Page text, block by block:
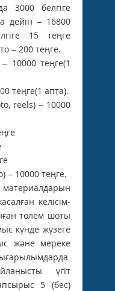
3000 белгіге
дейін – 16800
15 теңге
– 200 теңге.
10000 теңге(1
апта).
reels) – 10000
– 10000 теңге.
келісім-
төлем шоты
күнде жүзеге
және мереке
үгіт
5 (бес)